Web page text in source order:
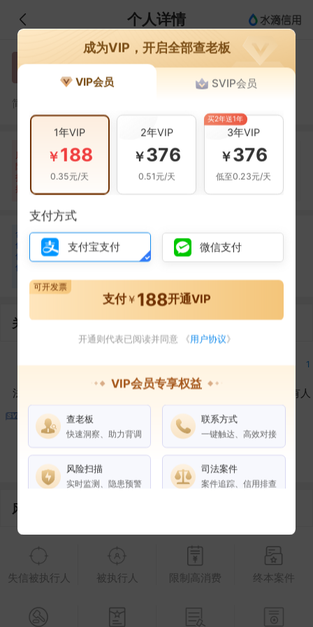
个人详情
李 李晔
简介：
风
险
扫
描
自身风险
暂无风险
关联风险
暂无风险
提示信息
当前企业(0条)
合
作
伙
伴
孙 孙帅
合作1次
徐州聚沙智能家居有限
张 合作1次
徐州耀恒建材销售有限
关联企业
5
法定代表人
2
对外投资
7
在外任职
1
作为受益所有人
控制企业
2
风险信息
失信被执行人 被执行人 限制高消费 终本案件
成为VIP，开启全部查老板
VIP会员 SVIP会员
1年VIP
￥188
0.35元/天
2年VIP
￥376
0.51元/天
3年VIP
￥376
低至0.23元/天
买2年送1年
支付方式
支付宝支付 微信支付
支付￥ 188开通VIP
可开发票
开通则代表已阅读并同意 《用户协议》
VIP会员专享权益
查老板
快速洞察、助力背调
联系方式
一键触达、高效对接
风险扫描
实时监测、隐患预警
司法案件
案件追踪、信用排查
权益说明 VIP会员 SVIP会员
企业全部电话